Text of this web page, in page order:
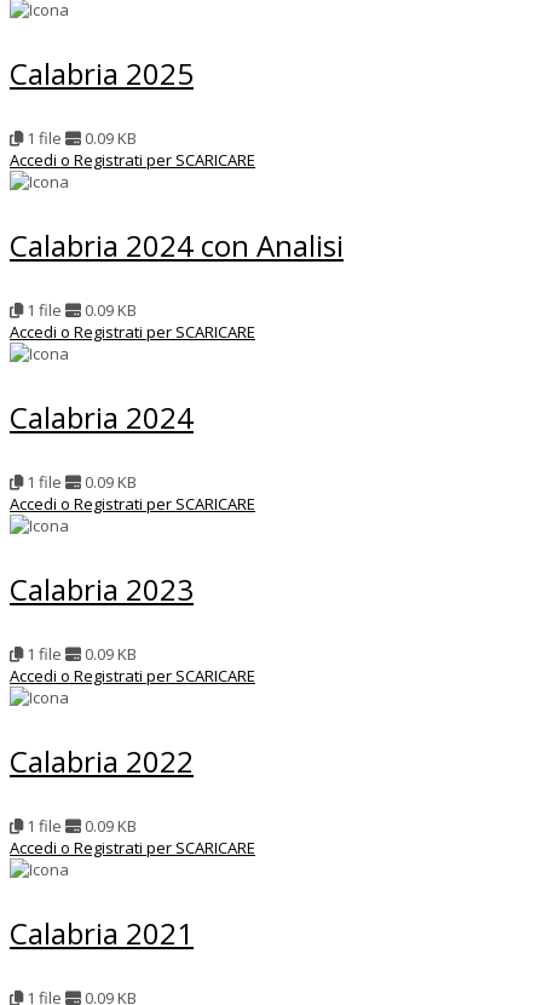
Calabria 2025
1 file
0.09 KB
Accedi o Registrati per SCARICARE
Calabria 2024 con Analisi
1 file
0.09 KB
Accedi o Registrati per SCARICARE
Calabria 2024
1 file
0.09 KB
Accedi o Registrati per SCARICARE
Calabria 2023
1 file
0.09 KB
Accedi o Registrati per SCARICARE
Calabria 2022
1 file
0.09 KB
Accedi o Registrati per SCARICARE
Calabria 2021
1 file 0.09 KB